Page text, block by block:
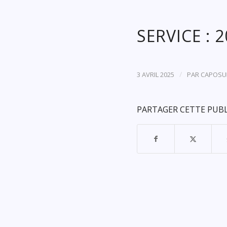
SERVICE :
3 AVRIL 2025 / PAR
PARTAGER CETTE